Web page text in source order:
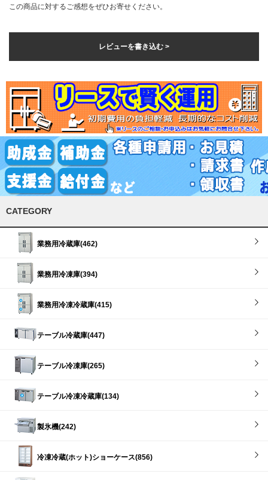
この商品に対するご感想をぜひお寄せください。
レビューを書き込む >
CATEGORY
業務用冷蔵庫(462)
業務用冷凍庫(394)
業務用冷凍冷蔵庫(415)
テーブル冷蔵庫(447)
テーブル冷凍庫(265)
テーブル冷凍冷蔵庫(134)
製氷機(242)
冷凍冷蔵(ホット)ショーケース(856)